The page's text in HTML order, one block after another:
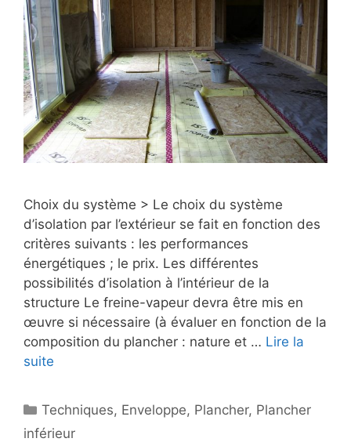
Choix du système > Le choix du système
d’isolation par l’extérieur se fait en fonction des
critères suivants : les performances
énergétiques ; le prix. Les différentes
possibilités d’isolation à l’intérieur de la
structure Le freine-vapeur devra être mis en
œuvre si nécessaire (à évaluer en fonction de la
composition du plancher : nature et … Lire la
suite
Catégories
Techniques, Enveloppe, Plancher, Plancher
inférieur